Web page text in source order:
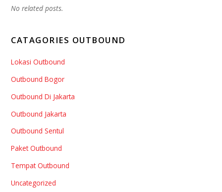
No related posts.
CATAGORIES OUTBOUND
Lokasi Outbound
Outbound Bogor
Outbound Di Jakarta
Outbound Jakarta
Outbound Sentul
Paket Outbound
Tempat Outbound
Uncategorized